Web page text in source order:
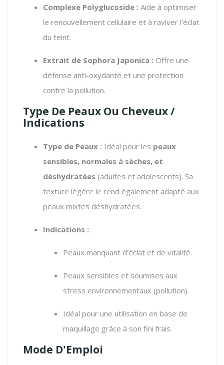
Complexe Polyglucoside : Aide à optimiser
le renouvellement cellulaire et à raviver l'éclat
du teint.
Extrait de Sophora Japonica : Offre une
défense anti-oxydante et une protection
contre la pollution.
Type De Peaux Ou Cheveux /
Indications
Type de Peaux : Idéal pour les peaux
sensibles, normales à sèches, et
déshydratées (adultes et adolescents). Sa
texture légère le rend également adapté aux
peaux mixtes déshydratées.
Indications :
Peaux manquant d'éclat et de vitalité.
Peaux sensibles et soumises aux
stress environnementaux (pollution).
Idéal pour une utilisation en base de
maquillage grâce à son fini frais.
Mode D'Emploi